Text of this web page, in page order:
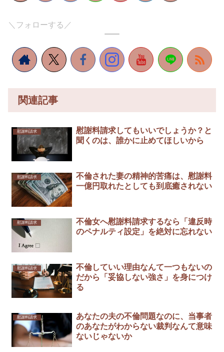
＼フォローする／
関連記事
慰謝料請求
慰謝料請求してもいいでしょうか？と
聞くのは、誰かに止めてほしいから￼
慰謝料請求
不倫された妻の精神的苦痛は、慰謝料
一億円取れたとしても到底癒されない
慰謝料請求
不倫女へ慰謝料請求するなら「違反時
のペナルティ設定」を絶対に忘れない
慰謝料請求
不倫していい理由なんて一つもないの
だから「妥協しない強さ」を身につけ
る
慰謝料請求
あなたの夫の不倫問題なのに、当事者
のあなたがわからない裁判なんて意味
ないじゃないか